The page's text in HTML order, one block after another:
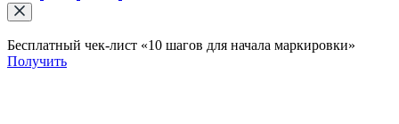
Бесплатный чек-лист «10 шагов для начала маркировки»
Получить